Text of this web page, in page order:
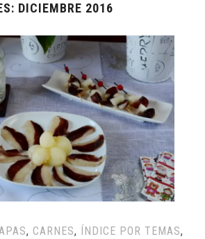
DICIEMBRE 2016
, CARNES, ÍNDICE POR TEMAS,